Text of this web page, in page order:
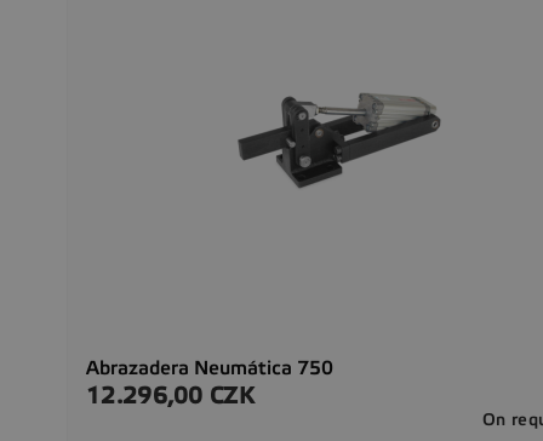
Abrazadera Neumática 750
Precio
12.296,00 CZK
On